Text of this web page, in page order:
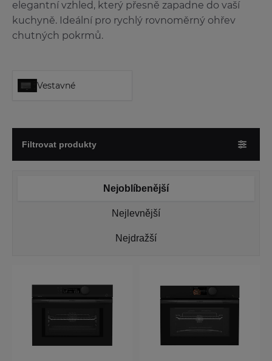
elegantní vzhled, který přesně zapadne do vaší
kuchyně. Ideální pro rychlý rovnoměrný ohřev
chutných pokrmů.
Vestavné
Filtrovat produkty
Nejoblíbenější
Nejlevnější
Nejdražší